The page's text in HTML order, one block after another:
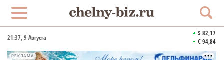
21:37, 9 Августа
$ 82,17
€ 94,84
РЕКЛАМА